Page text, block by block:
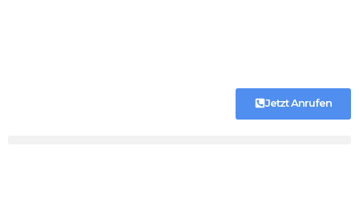
Jetzt Anrufen